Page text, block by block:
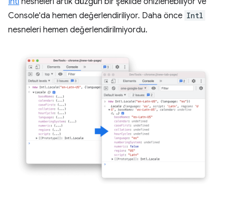
Console'da hemen değerlendiriliyor. Daha önce Intl
nesneleri hemen değerlendirilmiyordu.